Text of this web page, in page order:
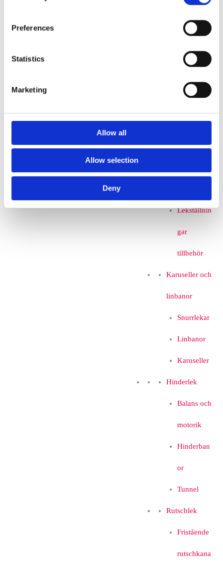
Preferences
Statistics
Marketing
Allow all
Allow selection
Deny
Lekställningar
Lekställnin
gar utan
och
Lekställnin
gar
tillbehör
Karuseller och
linbanor
Snurrlekar
Linbanor
Karuseller
Hinderlek
Balans och
motorik
Hinderban
or
Tunnel
Rutschlek
Fristående
rutschkana